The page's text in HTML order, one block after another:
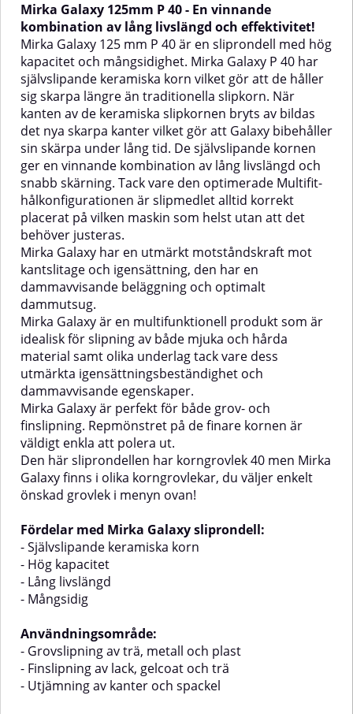
Mirka Galaxy 125mm P 40 - En vinnande
kombination av lång livslängd och effektivitet!
Mirka Galaxy 125 mm P 40 är en sliprondell med hög
kapacitet och mångsidighet. Mirka Galaxy P 40 har
självslipande keramiska korn vilket gör att de håller
sig skarpa längre än traditionella slipkorn. När
kanten av de keramiska slipkornen bryts av bildas
det nya skarpa kanter vilket gör att Galaxy bibehåller
sin skärpa under lång tid. De självslipande kornen
ger en vinnande kombination av lång livslängd och
snabb skärning. Tack vare den optimerade Multifit-
hålkonfigurationen är slipmedlet alltid korrekt
placerat på vilken maskin som helst utan att det
behöver justeras.
Mirka Galaxy har en utmärkt motståndskraft mot
kantslitage och igensättning, den har en
dammavvisande beläggning och optimalt
dammutsug.
Mirka Galaxy är en multifunktionell produkt som är
idealisk för slipning av både mjuka och hårda
material samt olika underlag tack vare dess
utmärkta igensättningsbeständighet och
dammavvisande egenskaper.
Mirka Galaxy är perfekt för både grov- och
finslipning. Repmönstret på de finare kornen är
väldigt enkla att polera ut.
Den här sliprondellen har korngrovlek 40 men Mirka
Galaxy finns i olika korngrovlekar, du väljer enkelt
önskad grovlek i menyn ovan!
Fördelar med Mirka Galaxy sliprondell:
- Självslipande keramiska korn
- Hög kapacitet
- Lång livslängd
- Mångsidig
Användningsområde:
- Grovslipning av trä, metall och plast
- Finslipning av lack, gelcoat och trä
- Utjämning av kanter och spackel